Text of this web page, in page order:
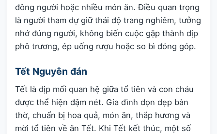
đông người hoặc nhiều món ăn. Điều quan trọng
là người tham dự giữ thái độ trang nghiêm, tưởng
nhớ đúng người, không biến cuộc gặp thành dịp
phô trương, ép uống rượu hoặc so bì đóng góp.
Tết Nguyên đán
Tết là dịp mối quan hệ giữa tổ tiên và con cháu
được thể hiện đậm nét. Gia đình dọn dẹp bàn
thờ, chuẩn bị hoa quả, món ăn, thắp hương và
mời tổ tiên về ăn Tết. Khi Tết kết thúc, một số